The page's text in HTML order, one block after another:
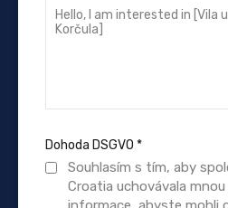
Dohoda DSGVO *
Souhlasím s tím, aby
Croatia uchovávala